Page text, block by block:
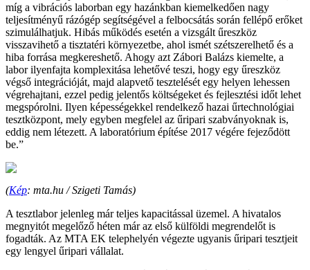
míg a vibrációs laborban egy hazánkban kiemelkedően nagy
teljesítményű rázógép segítségével a felbocsátás során fellépő erőket
szimulálhatjuk. Hibás működés esetén a vizsgált űreszköz
visszavihető a tisztatéri környezetbe, ahol ismét szétszerelhető és a
hiba forrása megkereshető. Ahogy azt Zábori Balázs kiemelte, a
labor ilyenfajta komplexitása lehetővé teszi, hogy egy űreszköz
végső integrációját, majd alapvető tesztelését egy helyen lehessen
végrehajtani, ezzel pedig jelentős költségeket és fejlesztési időt lehet
megspórolni. Ilyen képességekkel rendelkező hazai űrtechnológiai
tesztközpont, mely egyben megfelel az űripari szabványoknak is,
eddig nem létezett. A laboratórium építése 2017 végére fejeződött
be.”
(Kép: mta.hu / Szigeti Tamás)
A tesztlabor jelenleg már teljes kapacitással üzemel. A hivatalos
megnyitót megelőző héten már az első külföldi megrendelőt is
fogadták. Az MTA EK telephelyén végezte ugyanis űripari tesztjeit
egy lengyel űripari vállalat.